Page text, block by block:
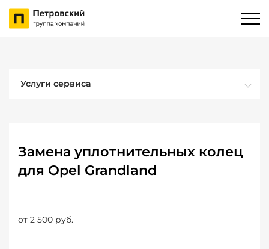
Услуги сервиса
Замена уплотнительных колец
для Opel Grandland
от 2 500 руб.